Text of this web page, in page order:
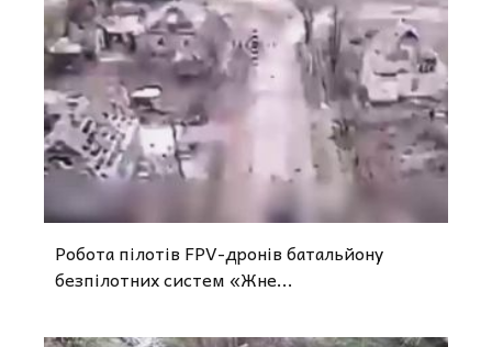
Робота пілотів FPV-дронів батальйону
безпілотних систем «Жне...